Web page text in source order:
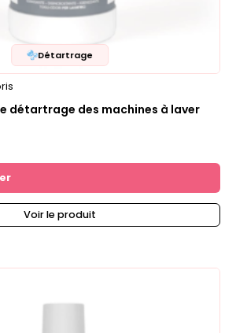
Détartrage
détartrage des machines à laver
Voir le produit